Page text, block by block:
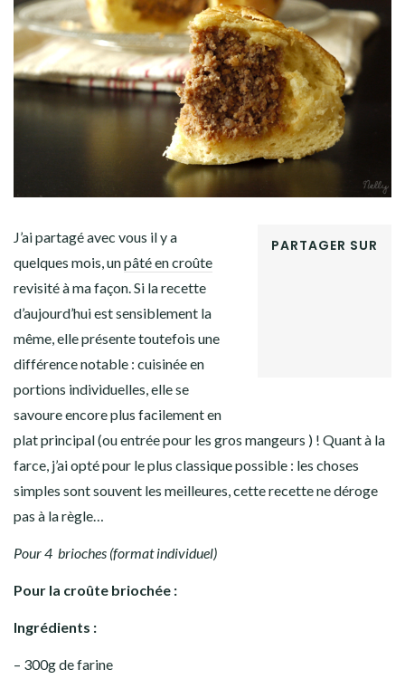
PARTAGER SUR
J’ai partagé avec vous il y a
quelques mois, unpâté en croûte
revisité à ma façon. Si la recette
d’aujourd’hui est sensiblement la
même, elle présente toutefois une
différence notable : cuisinée en
portions individuelles, elle se
savoure encore plus facilement en
plat principal (ou entrée pour les gros mangeurs ) ! Quant à la
farce, j’ai opté pour le plus classique possible : les choses
simples sont souvent les meilleures, cette recette ne déroge
pas à la règle…
Pour 4 brioches (format individuel)
Pour la croûte briochée :
Ingrédients :
– 300g de farine
Facebook
TwitterInstagram
Pinterest